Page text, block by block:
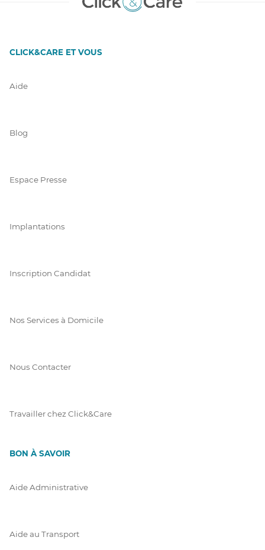
CLICK&CARE ET VOUS
Aide
Blog
Espace Presse
Implantations
Inscription Candidat
Nos Services à Domicile
Nous Contacter
Travailler chez Click&Care
BON À SAVOIR
Aide Administrative
Aide au Transport